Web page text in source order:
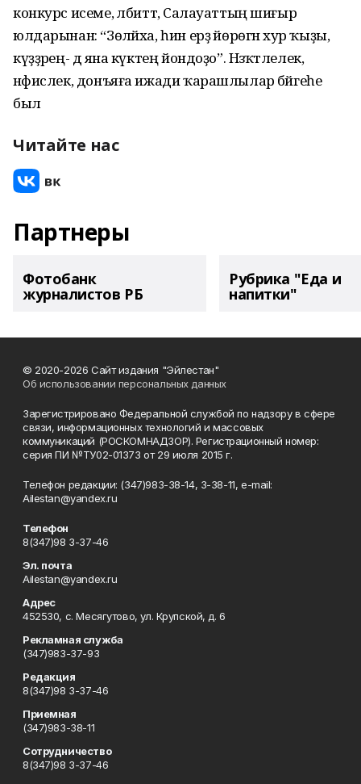
конкурс исеме, әлбиттә, Салауаттың шиғыр
юлдарынан: “Зөләйха, һин ерҙә йөрөгән хур ҡыҙы,
күҙҙәрең- дә яна күктең йондоҙо”. Нәзәҡәтлелек,
нәфислек, донъяға ижади ҡарашлылар бәйгеһе
был
Читайте нас
Партнеры
Фотобанк
журналистов РБ
Рубрика "Еда и
напитки"
© 2020-2026 Сайт издания "Эйлестан"
Об использовании персональных данных
Зарегистрировано Федеральной службой по надзору в сфере
связи, информационных технологий и массовых
коммуникаций (РОСКОМНАДЗОР). Регистрационный номер:
серия ПИ №ТУ02-01373 от 29 июля 2015 г.
Телефон редакции: (347)983-38-14, 3-38-11, e-mail:
Ailestan@yandex.ru
Телефон
8(347)98 3-37-46
Эл. почта
Ailestan@yandex.ru
Адрес
452530, с. Месягутово, ул. Крупской, д. 6
Рекламная служба
(347)983-37-93
Редакция
8(347)98 3-37-46
Приемная
(347)983-38-11
Сотрудничество
8(347)98 3-37-46